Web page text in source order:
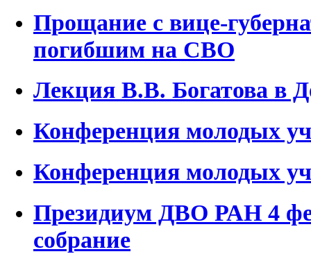
Прощание с вице-
погибшим на СВО
Лекция В.В. Богатова в
Конференция молодых
Конференция молодых
Президиум ДВО РАН 4
собрание